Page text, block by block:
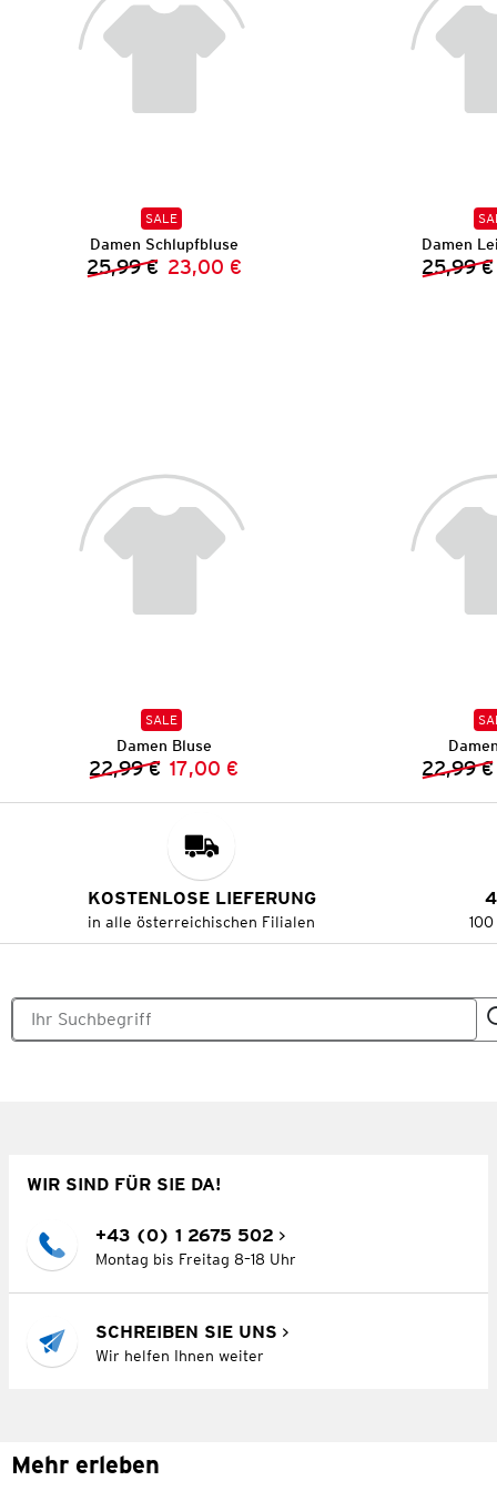
SALE
Damen Schlupfbluse
Vorheriger Preis:
25,99 € Neuer Preis:
23,00 €
Damen
25,99 €
SALE
Damen Bluse
Vorheriger Preis:
22,99 € Neuer Preis:
17,00 € 22,99 €
KOSTENLOSE LIEFERUNG
in alle österreichischen Filialen
WIR SIND FÜR SIE DA!
+43 (0) 1 2675 502
Montag bis Freitag 8–18 Uhr
SCHREIBEN SIE UNS
Wir helfen Ihnen weiter
Mehr erleben